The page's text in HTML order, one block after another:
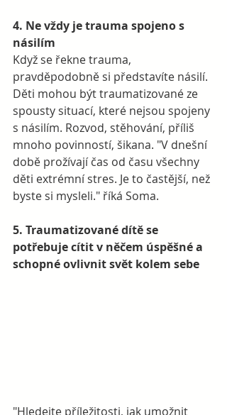
4. Ne vždy je trauma spojeno s
násilím
Když se řekne trauma,
pravděpodobně si představíte násilí.
Děti mohou být traumatizované ze
spousty situací, které nejsou spojeny
s násilím. Rozvod, stěhování, příliš
mnoho povinností, šikana. "V dnešní
době prožívají čas od času všechny
děti extrémní stres. Je to častější, než
byste si mysleli." říká Soma.
5. Traumatizované dítě se
potřebuje cítit v něčem úspěšné a
schopné ovlivnit svět kolem sebe
"Hledejte příležitosti, jak umožnit